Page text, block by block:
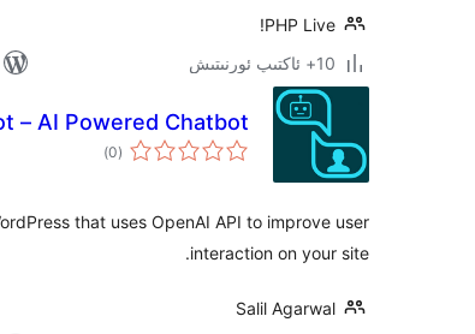
PHP Live!
10+ ئاكتىپ ئورنىتىش
– AI Powered Chatbot
(0 ئومۇمىي
دەرىجە
)
that uses OpenAI API to improve user
interaction on your site.
Salil Agarwal